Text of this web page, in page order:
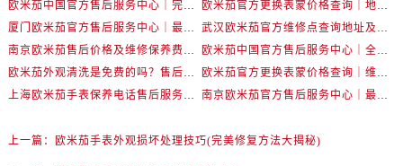
安徽省宿州市埇桥区人民中路欧米茄售后服务中心（需提前预约）
安徽省铜陵市铜官区石城大道欧米茄售后服务中心（需提前预约）
安徽省芜湖市镜湖区中山路步行街欧米茄售后服务中心（需提前预约）
安徽省宣城市宣州区叠嶂西路欧米茄售后服务中心（需提前预约）
欧米茄中国官方售后服务中心｜完整官方电话和网点地址权威信息通知（2026年7月更新）
欧米茄官方更换表蒙价格查询｜地址和全部热线权威信息公告（2026年7月最新）
厦门欧米茄官方售后服务中心｜最新电话和详细维修地址权威信息公示（2026年7月更新）
武汉欧米茄官方维修点查询地址及售后保养服务权威公示（2026年7月最新）
南京欧米茄售后价格及维修保养费用最新报价单权威公示（2026年7月最新）
欧米茄中国官方售后服务中心｜全新地址与官方售后热线权威信息公告（2026年7月最新）
欧米茄外观清洗是免费的吗？售后保养服务解答权威公示（2026年7月最新）
欧米茄官方更换表蒙价格查询｜维修地址及电话权威信息公告（2026年7月最新）
上海欧米茄手表保养电话售后服务中心权威公示（2026年7月最新）
南京欧米茄官方售后服务中心｜最新电话和维修门店地址权威信息公示（2026年7月更新）
上一篇： 欧米茄手表外观损坏处理技巧(完美修复方法大揭秘)